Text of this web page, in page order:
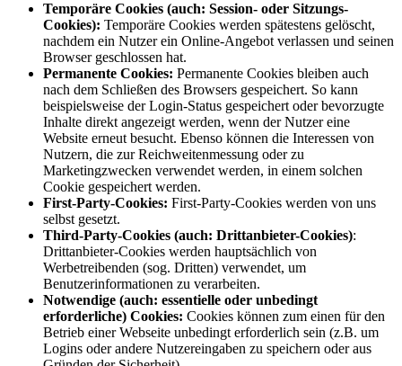
Temporäre Cookies (auch: Session- oder Sitzungs-
Cookies): Temporäre Cookies werden spätestens gelöscht,
nachdem ein Nutzer ein Online-Angebot verlassen und seinen
Browser geschlossen hat.
Permanente Cookies: Permanente Cookies bleiben auch
nach dem Schließen des Browsers gespeichert. So kann
beispielsweise der Login-Status gespeichert oder bevorzugte
Inhalte direkt angezeigt werden, wenn der Nutzer eine
Website erneut besucht. Ebenso können die Interessen von
Nutzern, die zur Reichweitenmessung oder zu
Marketingzwecken verwendet werden, in einem solchen
Cookie gespeichert werden.
First-Party-Cookies: First-Party-Cookies werden von uns
selbst gesetzt.
Third-Party-Cookies (auch: Drittanbieter-Cookies):
Drittanbieter-Cookies werden hauptsächlich von
Werbetreibenden (sog. Dritten) verwendet, um
Benutzerinformationen zu verarbeiten.
Notwendige (auch: essentielle oder unbedingt
erforderliche) Cookies: Cookies können zum einen für den
Betrieb einer Webseite unbedingt erforderlich sein (z.B. um
Logins oder andere Nutzereingaben zu speichern oder aus